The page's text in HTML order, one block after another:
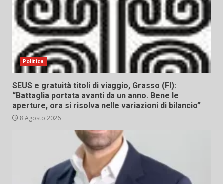
Politica
SEUS e gratuità titoli di viaggio, Grasso (FI):
“Battaglia portata avanti da un anno. Bene le
aperture, ora si risolva nelle variazioni di bilancio”
8 Agosto 2026